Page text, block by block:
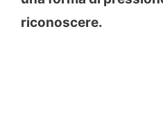
riconoscere.